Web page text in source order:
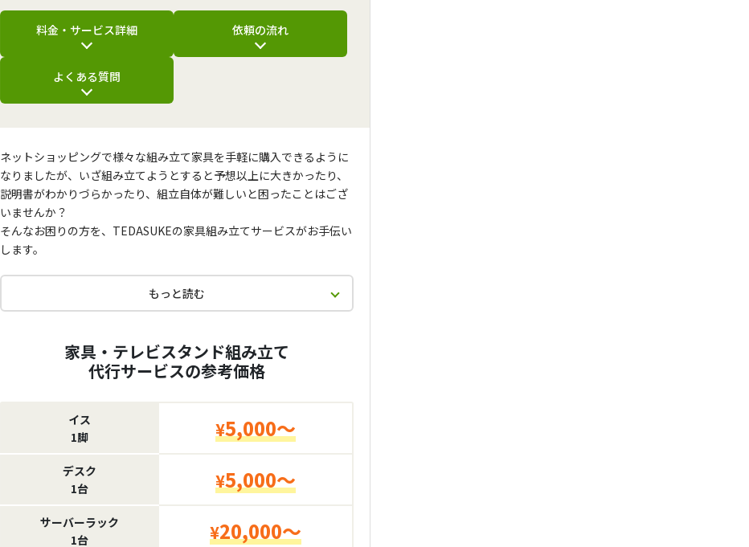
料金・サービス詳細 依頼の流れ
よくある質問
ネットショッピングで様々な組み立て家具を手軽に購入できるように
なりましたが、いざ組み立てようとすると予想以上に大きかったり、
説明書がわかりづらかったり、組立自体が難しいと困ったことはござ
いませんか？
そんなお困りの方を、TEDASUKEの家具組み立てサービスがお手伝い
します。
もっと読む
家具・テレビスタンド組み立て
代行サービスの参考価格
イス
1脚
¥5,000～
デスク
1台
¥5,000～
サーバーラック
1台
¥20,000～